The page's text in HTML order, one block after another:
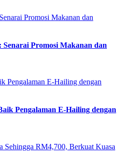
Promosi Makanan dan
Senarai Promosi Makanan dan
Pengalaman E-Hailing dengan
Pengalaman E-Hailing dengan
Sehingga RM4,700, Berkuat Kuasa